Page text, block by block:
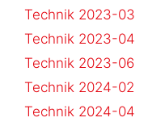
Technik 2023-03
Technik 2023-04
Technik 2023-06
Technik 2024-02
Technik 2024-04